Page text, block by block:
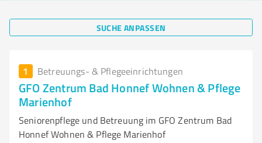
SUCHE ANPASSEN
1 Betreuungs- & Pflegeeinrichtungen
GFO Zentrum Bad Honnef Wohnen & Pflege
Marienhof
Seniorenpflege und Betreuung im GFO Zentrum Bad
Honnef Wohnen & Pflege Marienhof